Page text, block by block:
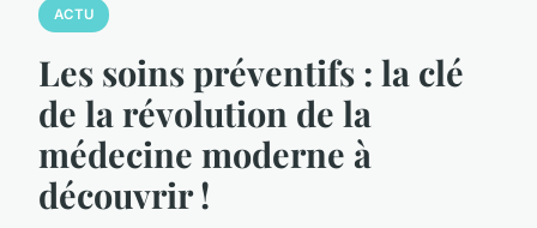
ACTU
Les soins préventifs : la clé
de la révolution de la
médecine moderne à
découvrir !